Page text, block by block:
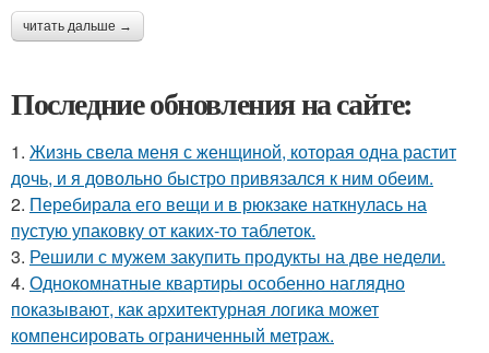
читать дальше →
Последние обновления на сайте:
1. Жизнь свела меня с женщиной, которая одна растит
дочь, и я довольно быстро привязался к ним обеим.
2. Перебирала его вещи и в рюкзаке наткнулась на
пустую упаковку от каких-то таблеток.
3. Решили с мужем закупить продукты на две недели.
4. Однокомнатные квартиры особенно наглядно
показывают, как архитектурная логика может
компенсировать ограниченный метраж.